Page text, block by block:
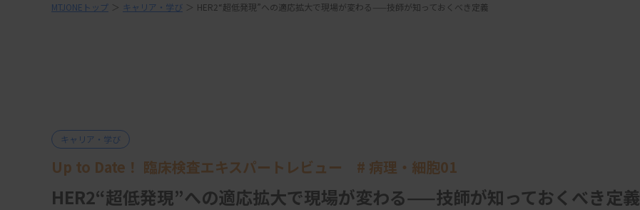
MTJONEトップ ＞ キャリア・学び ＞ HER2“超低発現”への適応拡大で現場が変わる——技師が知っておくべき定義
キャリア・学び
Up to Date！ 臨床検査エキスパートレビュー # 病理・細胞01
HER2“超低発現”への適応拡大で現場が変わる——技師が知っておくべき定義